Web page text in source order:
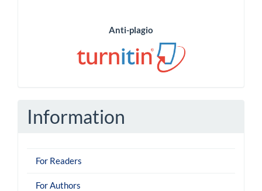
Anti-plagio
Information
For Readers
For Authors